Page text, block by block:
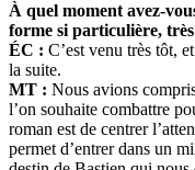
À quel moment avez-
forme si particulière,
ÉC : C’est venu très tôt,
la suite.
MT : Nous avions
l’on souhaite combattre
roman est de centrer
permet d’entrer dans un